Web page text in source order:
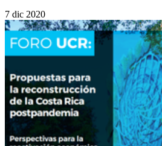
7 dic 2020